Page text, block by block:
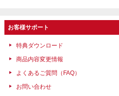
お客様サポート
特典ダウンロード
商品内容変更情報
よくあるご質問（FAQ）
お問い合わせ